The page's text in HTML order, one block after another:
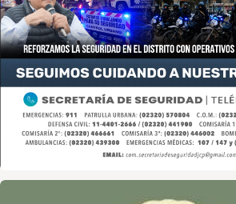
Asociación de Medios Vecinales